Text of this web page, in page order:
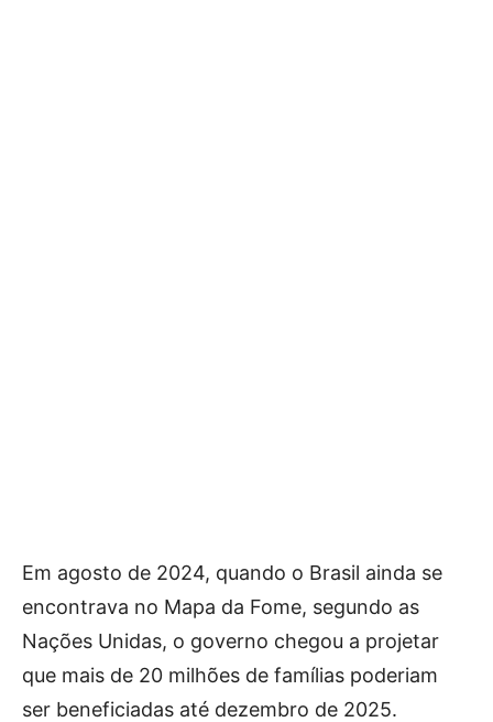
Em agosto de 2024, quando o Brasil ainda se
encontrava no Mapa da Fome, segundo as
Nações Unidas, o governo chegou a projetar
que mais de 20 milhões de famílias poderiam
ser beneficiadas até dezembro de 2025.